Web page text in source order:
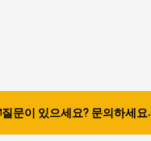
질문이 있으세요? 문의하세요.